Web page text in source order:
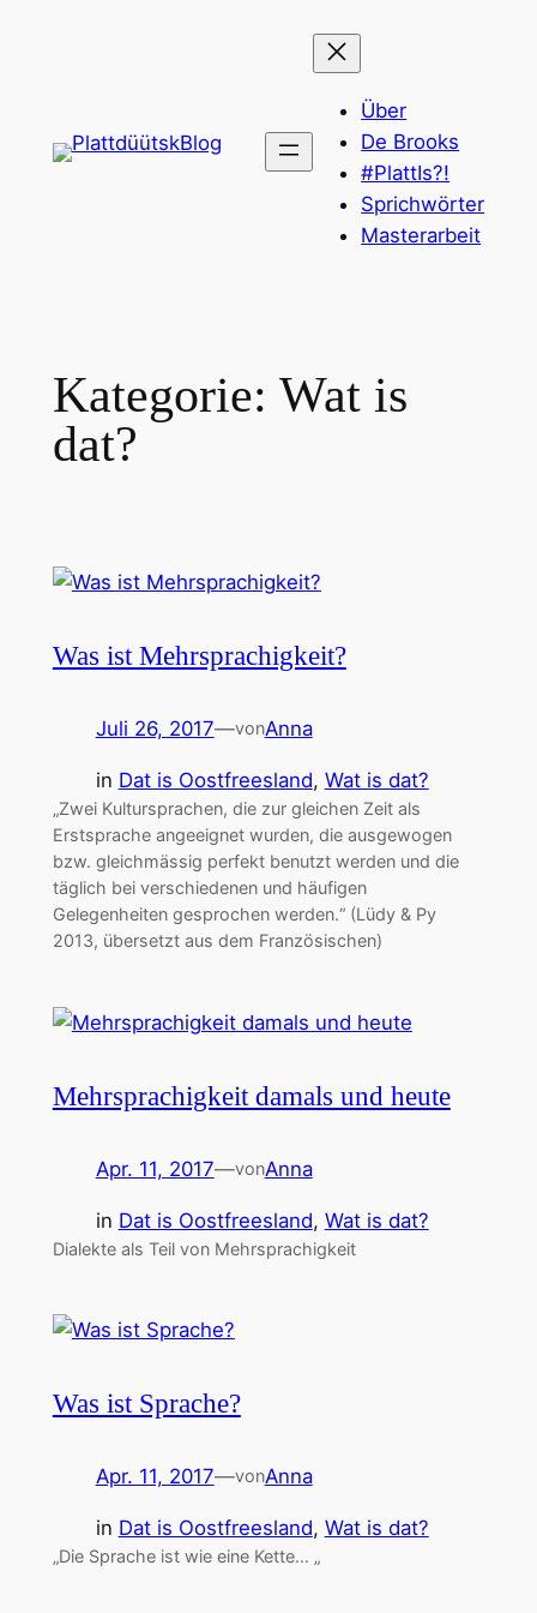
Über
De Brooks
#PlattIs?!
Sprichwörter
Masterarbeit
Kategorie: Wat is
dat?
Was ist Mehrsprachigkeit?
Juli 26, 2017—vonAnna
in Dat is Oostfreesland, Wat is dat?
„Zwei Kultursprachen, die zur gleichen Zeit als
Erstsprache angeeignet wurden, die ausgewogen
bzw. gleichmässig perfekt benutzt werden und die
täglich bei verschiedenen und häufigen
Gelegenheiten gesprochen werden.“ (Lüdy & Py
2013, übersetzt aus dem Französischen)
Mehrsprachigkeit damals und heute
Apr. 11, 2017—vonAnna
in Dat is Oostfreesland, Wat is dat?
Dialekte als Teil von Mehrsprachigkeit
Was ist Sprache?
Apr. 11, 2017—vonAnna
in Dat is Oostfreesland, Wat is dat?
„Die Sprache ist wie eine Kette… „